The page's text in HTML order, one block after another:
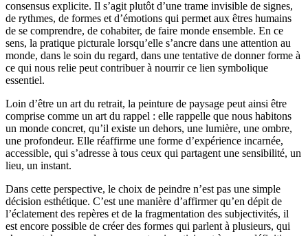
consensus explicite. Il s’agit plutôt d’une trame invisible de signes,
de rythmes, de formes et d’émotions qui permet aux êtres humains
de se comprendre, de cohabiter, de faire monde ensemble. En ce
sens, la pratique picturale lorsqu’elle s’ancre dans une attention au
monde, dans le soin du regard, dans une tentative de donner forme à
ce qui nous relie peut contribuer à nourrir ce lien symbolique
essentiel.
Loin d’être un art du retrait, la peinture de paysage peut ainsi être
comprise comme un art du rappel : elle rappelle que nous habitons
un monde concret, qu’il existe un dehors, une lumière, une ombre,
une profondeur. Elle réaffirme une forme d’expérience incarnée,
accessible, qui s’adresse à tous ceux qui partagent une sensibilité, un
lieu, un instant.
Dans cette perspective, le choix de peindre n’est pas une simple
décision esthétique. C’est une manière d’affirmer qu’en dépit de
l’éclatement des repères et de la fragmentation des subjectivités, il
est encore possible de créer des formes qui parlent à plusieurs, qui